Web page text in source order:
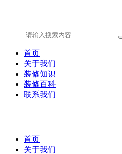
首页
关于我们
装修知识
装修百科
联系我们
首页
关于我们